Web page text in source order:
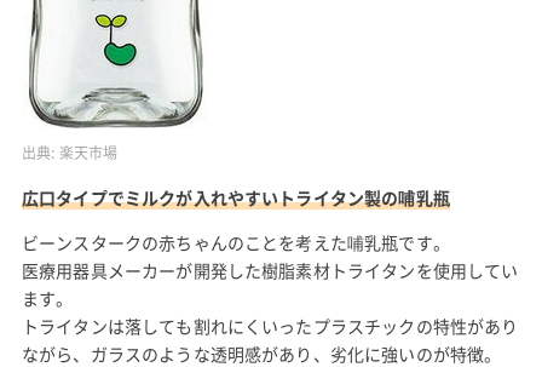
出典: 楽天市場
広口タイプでミルクが入れやすいトライタン製の哺乳瓶
ビーンスタークの赤ちゃんのことを考えた哺乳瓶です。
医療用器具メーカーが開発した樹脂素材トライタンを使用してい
ます。
トライタンは落しても割れにくいったプラスチックの特性があり
ながら、ガラスのような透明感があり、劣化に強いのが特徴。